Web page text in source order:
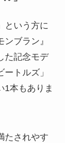
という方に
ブラン』
た記念モデ
トルズ」
1本もありま
たされやす